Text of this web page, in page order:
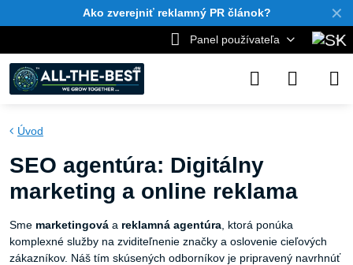
✕
Ako zverejniť reklamný PR článok?
Panel používateľa
Úvod
SEO agentúra: Digitálny
marketing a online reklama
Sme marketingová a reklamná agentúra , ktorá ponúka
komplexné služby na zviditeľnenie značky a oslovenie cieľových
zákazníkov. Náš tím skúsených odborníkov je pripravený navrhnúť